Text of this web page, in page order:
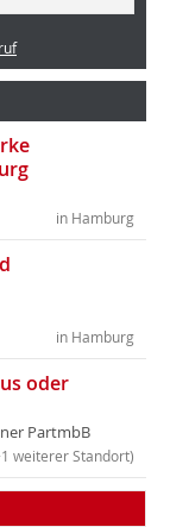
in Hamburg
in Hamburg
oder
PartmbB
weiterer Standort)